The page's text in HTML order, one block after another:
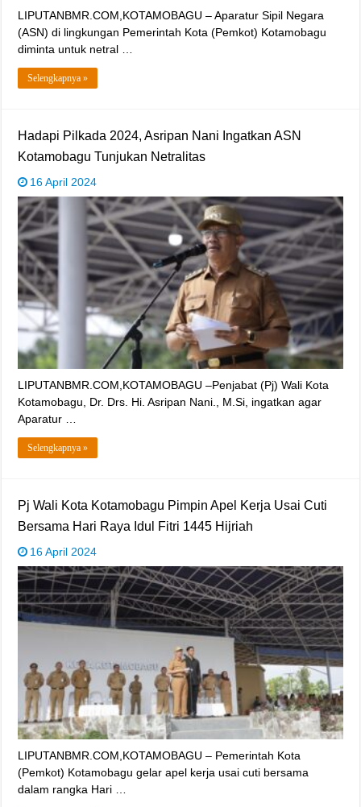
LIPUTANBMR.COM,KOTAMOBAGU – Aparatur Sipil Negara
(ASN) di lingkungan Pemerintah Kota (Pemkot) Kotamobagu
diminta untuk netral …
Selengkapnya »
Hadapi Pilkada 2024, Asripan Nani Ingatkan ASN
Kotamobagu Tunjukan Netralitas
16 April 2024
LIPUTANBMR.COM,KOTAMOBAGU –Penjabat (Pj) Wali Kota
Kotamobagu, Dr. Drs. Hi. Asripan Nani., M.Si, ingatkan agar
Aparatur …
Selengkapnya »
Pj Wali Kota Kotamobagu Pimpin Apel Kerja Usai Cuti
Bersama Hari Raya Idul Fitri 1445 Hijriah
16 April 2024
LIPUTANBMR.COM,KOTAMOBAGU – Pemerintah Kota
(Pemkot) Kotamobagu gelar apel kerja usai cuti bersama
dalam rangka Hari …